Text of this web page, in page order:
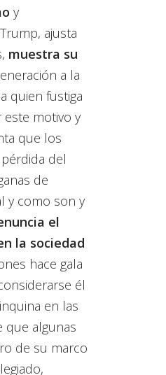
y
ajusta
muestra su
a la
quien fustiga
motivo y
que los
del
de
y como son y
el
la sociedad
hace gala
él
en las
que algunas
de su marco